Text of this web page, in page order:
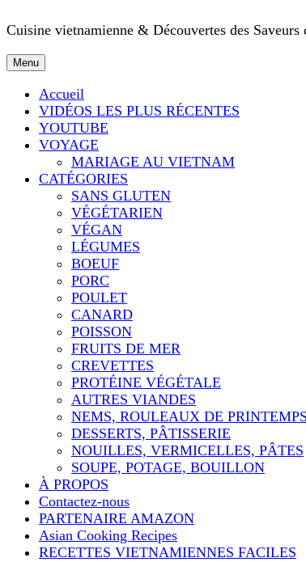
Cuisine vietnamienne & Découvertes des Saveurs
Menu
Accueil
VIDÉOS LES PLUS RÉCENTES
YOUTUBE
VOYAGE
MARIAGE AU VIETNAM
CATÉGORIES
SANS GLUTEN
VÉGÉTARIEN
VÉGAN
LÉGUMES
BOEUF
PORC
POULET
CANARD
POISSON
FRUITS DE MER
CREVETTES
PROTÉINE VÉGÉTALE
AUTRES VIANDES
NEMS, ROULEAUX DE PRINTEMPS
DESSERTS, PÂTISSERIE
NOUILLES, VERMICELLES, PÂTES
SOUPE, POTAGE, BOUILLON
À PROPOS
Contactez-nous
PARTENAIRE AMAZON
Asian Cooking Recipes
RECETTES VIETNAMIENNES FACILES